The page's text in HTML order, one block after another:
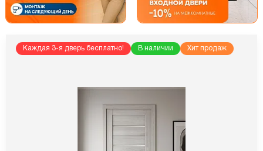
Каждая 3-я дверь бесплатно! В наличии Хит продаж